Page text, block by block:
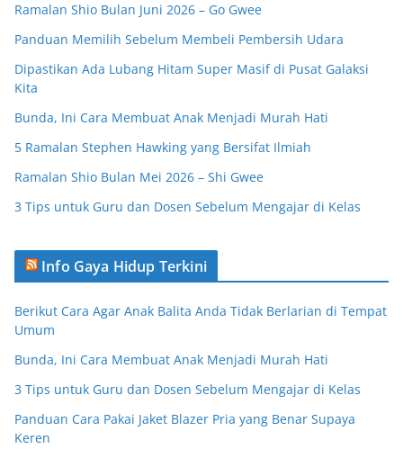
Ramalan Shio Bulan Juni 2026 – Go Gwee
Panduan Memilih Sebelum Membeli Pembersih Udara
Dipastikan Ada Lubang Hitam Super Masif di Pusat Galaksi
Kita
Bunda, Ini Cara Membuat Anak Menjadi Murah Hati
5 Ramalan Stephen Hawking yang Bersifat Ilmiah
Ramalan Shio Bulan Mei 2026 – Shi Gwee
3 Tips untuk Guru dan Dosen Sebelum Mengajar di Kelas
Info Gaya Hidup Terkini
Berikut Cara Agar Anak Balita Anda Tidak Berlarian di Tempat
Umum
Bunda, Ini Cara Membuat Anak Menjadi Murah Hati
3 Tips untuk Guru dan Dosen Sebelum Mengajar di Kelas
Panduan Cara Pakai Jaket Blazer Pria yang Benar Supaya
Keren